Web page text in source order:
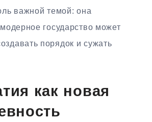
важной темой: она
государство может
порядок и сужать
как новая